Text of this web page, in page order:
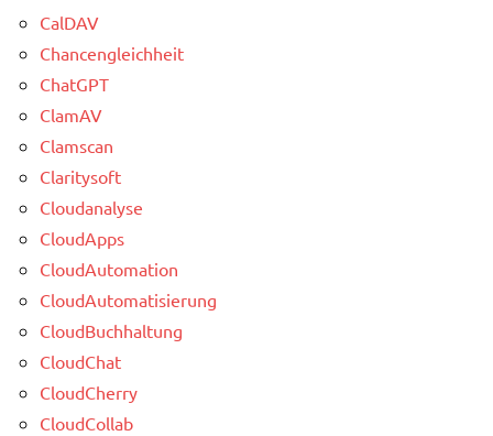
CalDAV
Chancengleichheit
ChatGPT
ClamAV
Clamscan
Claritysoft
Cloudanalyse
CloudApps
CloudAutomation
CloudAutomatisierung
CloudBuchhaltung
CloudChat
CloudCherry
CloudCollab